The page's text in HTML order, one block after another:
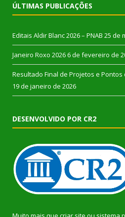
ÚLTIMAS PUBLICAÇÕES
Editais Aldir Blanc 2026 – PNAB 25 de
Janeiro Roxo 2026 6 de fevereiro de
Resultado Final de Projetos e Pontos
19 de janeiro de 2026
DESENVOLVIDO POR CR2